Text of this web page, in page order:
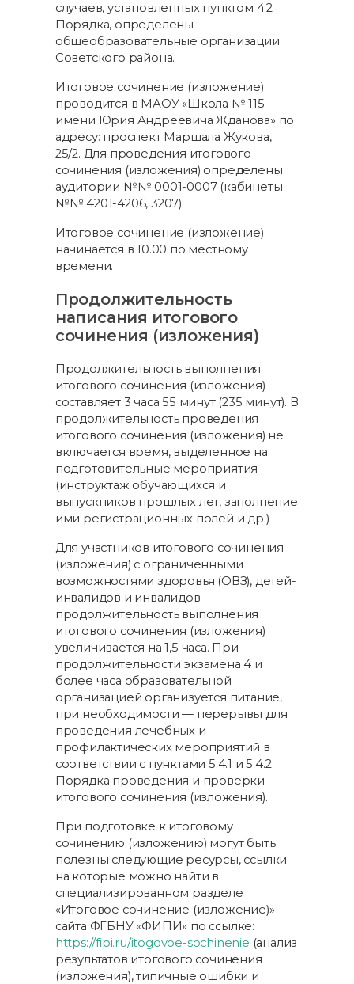
случаев, установленных пунктом 4.2
Порядка, определены
общеобразовательные организации
Советского района.
Итоговое сочинение (изложение)
проводится в МАОУ «Школа № 115
имени Юрия Андреевича Жданова» по
адресу: проспект Маршала Жукова,
25/2. Для проведения итогового
сочинения (изложения) определены
аудитории №№ 0001-0007 (кабинеты
№№ 4201-4206, 3207).
Итоговое сочинение (изложение)
начинается в 10.00 по местному
времени.
Продолжительность
написания итогового
сочинения (изложения)
Продолжительность выполнения
итогового сочинения (изложения)
составляет 3 часа 55 минут (235 минут). В
продолжительность проведения
итогового сочинения (изложения) не
включается время, выделенное на
подготовительные мероприятия
(инструктаж обучающихся и
выпускников прошлых лет, заполнение
ими регистрационных полей и др.)
Для участников итогового сочинения
(изложения) с ограниченными
возможностями здоровья (ОВЗ), детей-
инвалидов и инвалидов
продолжительность выполнения
итогового сочинения (изложения)
увеличивается на 1,5 часа. При
продолжительности экзамена 4 и
более часа образовательной
организацией организуется питание,
при необходимости — перерывы для
проведения лечебных и
профилактических мероприятий в
соответствии с пунктами 5.4.1 и 5.4.2
Порядка проведения и проверки
итогового сочинения (изложения).
При подготовке к итоговому
сочинению (изложению) могут быть
полезны следующие ресурсы, ссылки
на которые можно найти в
специализированном разделе
«Итоговое сочинение (изложение)»
сайта ФГБНУ «ФИПИ» по ссылке:
https://fipi.ru/itogovoe-sochinenie (анализ
результатов итогового сочинения
(изложения), типичные ошибки и